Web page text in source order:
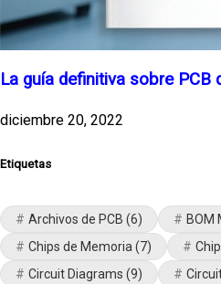
La guía definitiva sobre PCB
diciembre 20, 2022
Etiquetas
Archivos de PCB (6) BOM
Chips de Memoria (7)
Circuit Diagrams (9)